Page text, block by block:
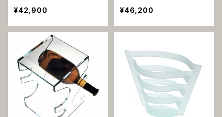
マ・スモール 1144
¥42,900 ¥46,200